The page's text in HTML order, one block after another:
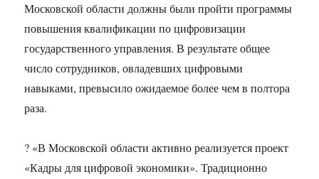
Московской области должны были пройти программы
повышения квалификации по цифровизации
государственного управления. В результате общее
число сотрудников, овладевших цифровыми
навыками, превысило ожидаемое более чем в полтора
раза.
? «В Московской области активно реализуется проект
«Кадры для цифровой экономики». Традиционно